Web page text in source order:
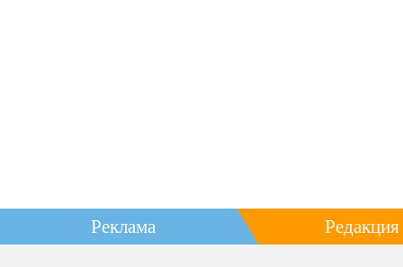
Реклама Редакция